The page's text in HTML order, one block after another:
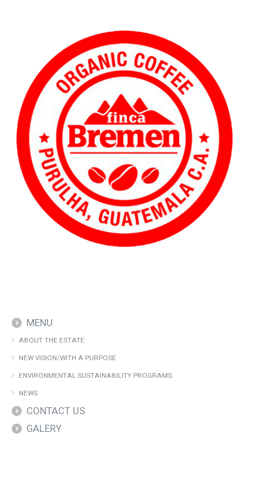
MENU
ABOUT THE ESTATE
NEW VISION/WITH A PURPOSE
ENVIRONMENTAL SUSTAINABILITY PROGRAMS
NEWS
CONTACT US
GALERY